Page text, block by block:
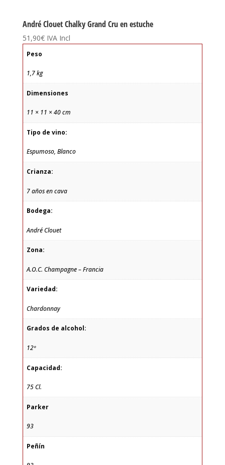
André Clouet Chalky Grand Cru en estuche
51,90€ IVA Incl
Peso
1,7 kg
Dimensiones
11 × 11 × 40 cm
Tipo de vino:
Espumoso, Blanco
Crianza:
7 años en cava
Bodega:
André Clouet
Zona:
A.O.C. Champagne – Francia
Variedad:
Chardonnay
Grados de alcohol:
12º
Capacidad:
75 Cl.
Parker
93
Peñín